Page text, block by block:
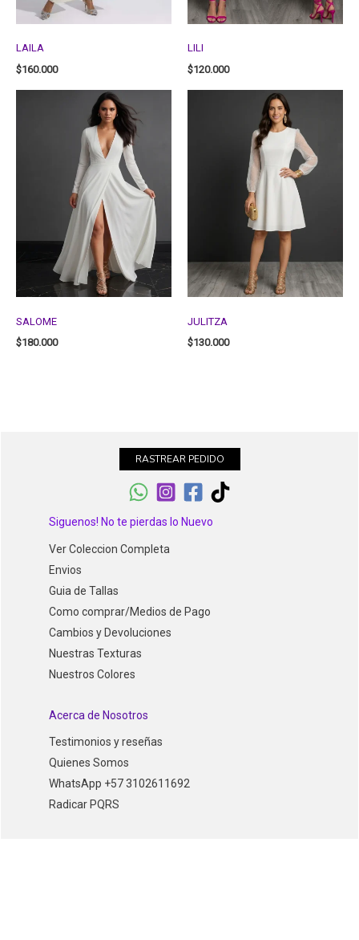
LAILA
$160.000
LILI
$120.000
SALOME
$180.000
JULITZA
$130.000
RASTREAR PEDIDO
Siguenos! No te pierdas lo Nuevo
Ver Coleccion Completa
Envios
Guia de Tallas
Como comprar/Medios de Pago
Cambios y Devoluciones
Nuestras Texturas
Nuestros Colores
Acerca de Nosotros
Testimonios y reseñas
Quienes Somos
WhatsApp +57 3102611692
Radicar PQRS